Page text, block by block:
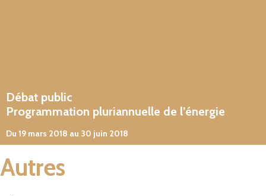
Débat public
Programmation pluriannuelle de l’énergie
Du 19 mars 2018 au 30 juin 2018
Autres